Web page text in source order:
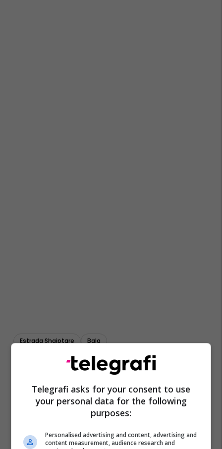
Estrada Shqiptare Bala
Telegrafi asks for your consent to use
your personal data for the following
purposes:
Personalised advertising and content, advertising and
content measurement, audience research and